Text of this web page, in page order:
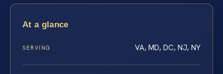
At a glance
SERVING VA, MD, DC, NJ, NY